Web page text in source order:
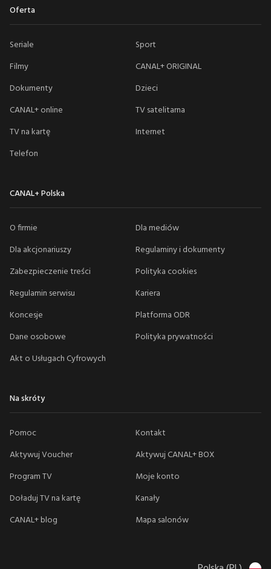
Oferta
Seriale
Sport
Filmy
CANAL+ ORIGINAL
Dokumenty
Dzieci
CANAL+ online
TV satelitarna
TV na kartę
Internet
Telefon
CANAL+ Polska
O firmie
Dla mediów
Dla akcjonariuszy
Regulaminy i dokumenty
Zabezpieczenie treści
Polityka cookies
Regulamin serwisu
Kariera
Koncesje
Platforma ODR
Dane osobowe
Polityka prywatności
Akt o Usługach Cyfrowych
Na skróty
Pomoc
Kontakt
Aktywuj Voucher
Aktywuj CANAL+ BOX
Program TV
Moje konto
Doładuj TV na kartę
Kanały
CANAL+ blog
Mapa salonów